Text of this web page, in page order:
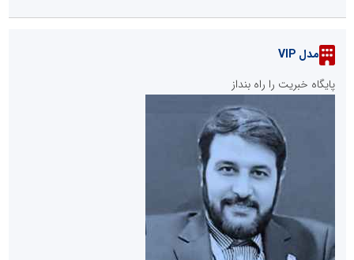
مدل VIP
پایگاه خبریت را راه بنداز